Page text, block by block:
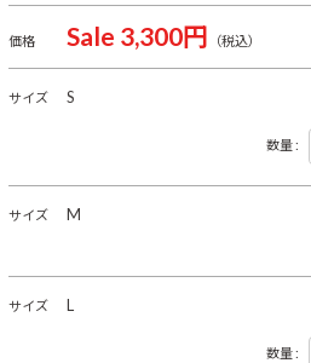
価格 Sale 3,300円 （税込）
サイズ S
数量 :
サイズ M
サイズ L
数量 :